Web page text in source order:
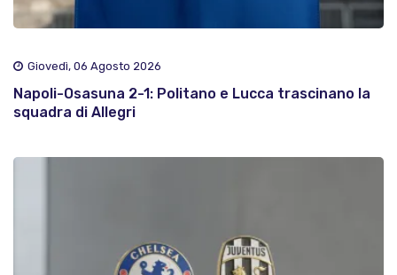
Giovedì, 06 Agosto 2026
Napoli-Osasuna 2-1: Politano e Lucca trascinano la
squadra di Allegri